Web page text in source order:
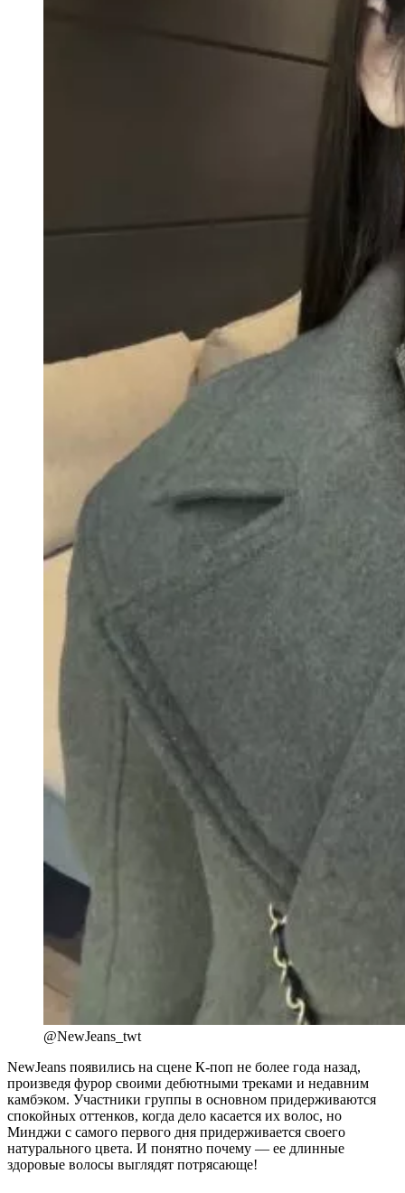
@NewJeans_twt
NewJeans появились на сцене К-поп не более года назад,
произведя фурор своими дебютными треками и недавним
камбэком. Участники группы в основном придерживаются
спокойных оттенков, когда дело касается их волос, но
Минджи с самого первого дня придерживается своего
натурального цвета. И понятно почему — ее длинные
здоровые волосы выглядят потрясающе!